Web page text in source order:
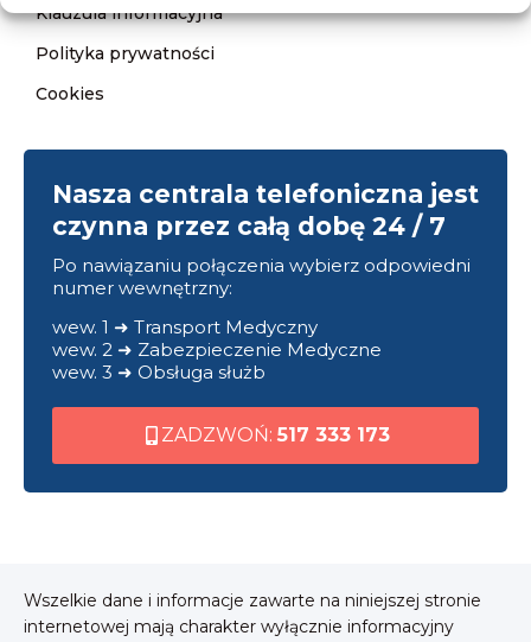
Klauzula informacyjna
Polityka prywatności
Cookies
Nasza centrala telefoniczna jest
czynna przez całą dobę 24 / 7
Po nawiązaniu połączenia wybierz odpowiedni
numer wewnętrzny:
wew. 1 ➜ Transport Medyczny
wew. 2 ➜ Zabezpieczenie Medyczne
wew. 3 ➜ Obsługa służb
ZADZWOŃ: 517 333 173
Wszelkie dane i informacje zawarte na niniejszej stronie
internetowej mają charakter wyłącznie informacyjny